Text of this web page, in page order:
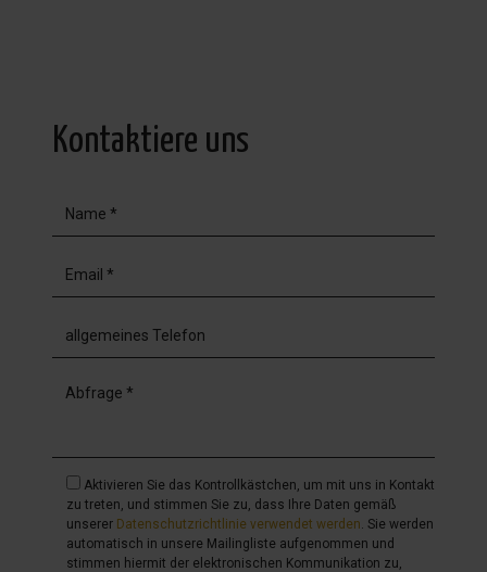
Kontaktiere uns
Aktivieren Sie das Kontrollkästchen, um mit uns in Kontakt
zu treten, und stimmen Sie zu, dass Ihre Daten gemäß
unserer Datenschutzrichtlinie verwendet werden. Sie werden
automatisch in unsere Mailingliste aufgenommen und
stimmen hiermit der elektronischen Kommunikation zu,